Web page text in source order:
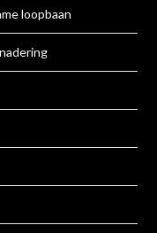
loopbaan